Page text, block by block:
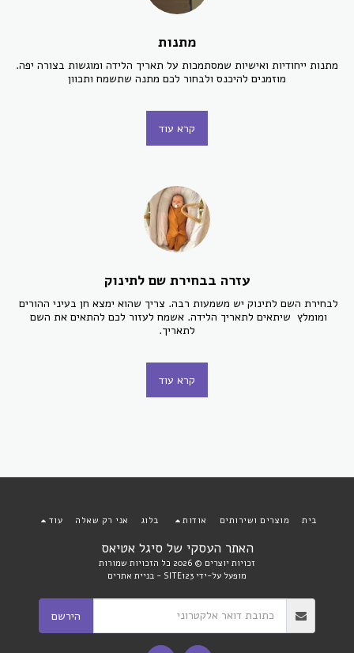
מתנות
מוזמנים להיכנס ולבחור לכם מתנה שתשמח ותכוון
קרא עוד
עזרה בבחירת שם לתינוק
לתאריך.
קרא עוד
האתר העסקי של סיגל אטיאס
זכויות יוצרים © 2026 כל הזכויות שמורות
מופעל על-ידי SITE123
- בניית אתרים
בית מוצרים ושירותים אודות בלוג אני רק שאלה עוד
הירשם